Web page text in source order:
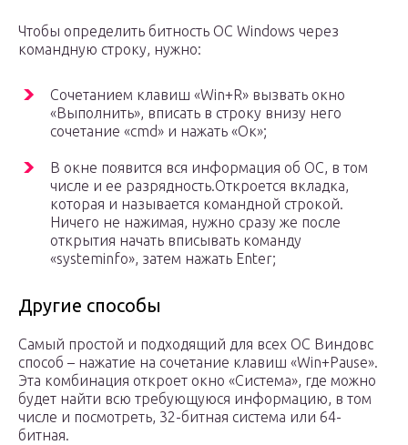
Чтобы определить битность ОС Windows через
командную строку, нужно:
Сочетанием клавиш «Win+R» вызвать окно
«Выполнить», вписать в строку внизу него
сочетание «cmd» и нажать «Ок»;
В окне появится вся информация об ОС, в том
числе и ее разрядность.Откроется вкладка,
которая и называется командной строкой.
Ничего не нажимая, нужно сразу же после
открытия начать вписывать команду
«systeminfo», затем нажать Enter;
Другие способы
Самый простой и подходящий для всех ОС Виндовс
способ – нажатие на сочетание клавиш «Win+Pause».
Эта комбинация откроет окно «Система», где можно
будет найти всю требующуюся информацию, в том
числе и посмотреть, 32-битная система или 64-
битная.